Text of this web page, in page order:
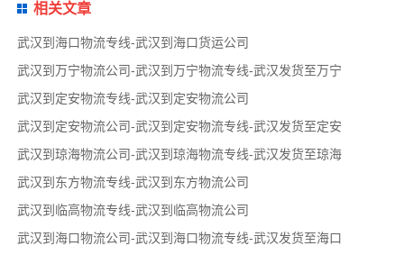
相关文章
武汉到海口物流专线-武汉到海口货运公司
武汉到万宁物流公司-武汉到万宁物流专线-武汉发货至万宁
武汉到定安物流专线-武汉到定安物流公司
武汉到定安物流公司-武汉到定安物流专线-武汉发货至定安
武汉到琼海物流公司-武汉到琼海物流专线-武汉发货至琼海
武汉到东方物流专线-武汉到东方物流公司
武汉到临高物流专线-武汉到临高物流公司
武汉到海口物流公司-武汉到海口物流专线-武汉发货至海口